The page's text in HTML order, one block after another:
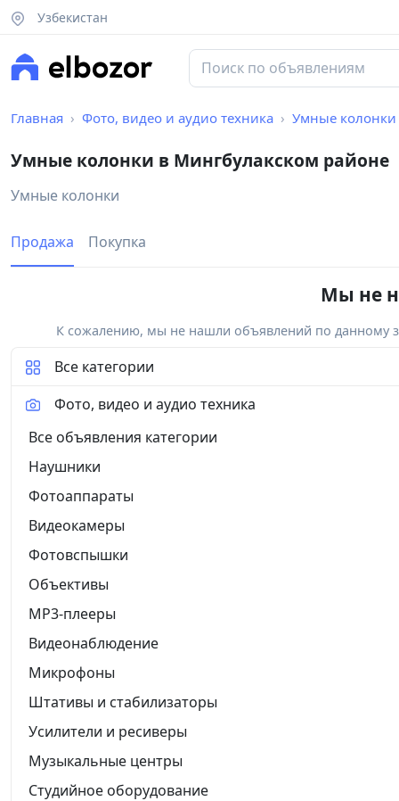
Узбекистан
Главная Фото, видео и аудио техника Умные колонки
Умные колонки в Мингбулакском районе
Умные колонки
Продажа Покупка
Мы не
К сожалению, мы не нашли объявлений по данному
Все категории
Фото, видео и аудио техника
Все объявления категории
Наушники
Фотоаппараты
Видеокамеры
Фотовспышки
Объективы
MP3-плееры
Видеонаблюдение
Микрофоны
Штативы и стабилизаторы
Усилители и ресиверы
Музыкальные центры
Студийное оборудование